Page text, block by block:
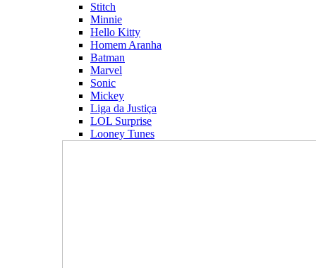
Stitch
Minnie
Hello Kitty
Homem Aranha
Batman
Marvel
Sonic
Mickey
Liga da Justiça
LOL Surprise
Looney Tunes